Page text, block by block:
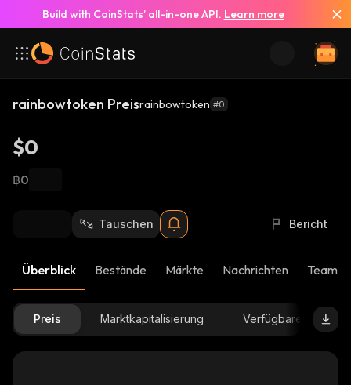
Build with CoinStats’ all-in-one API. Learn more
rainbowtoken Preisrainbowtoken #0
$0
฿0
Tauschen Bericht
Überblick Bestände Märkte Nachrichten Team-
Preis Marktkapitalisierung Verfügbare Menge